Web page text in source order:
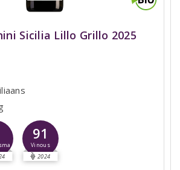
Sicilia Lillo Grillo 2025
91
Vinous
2024